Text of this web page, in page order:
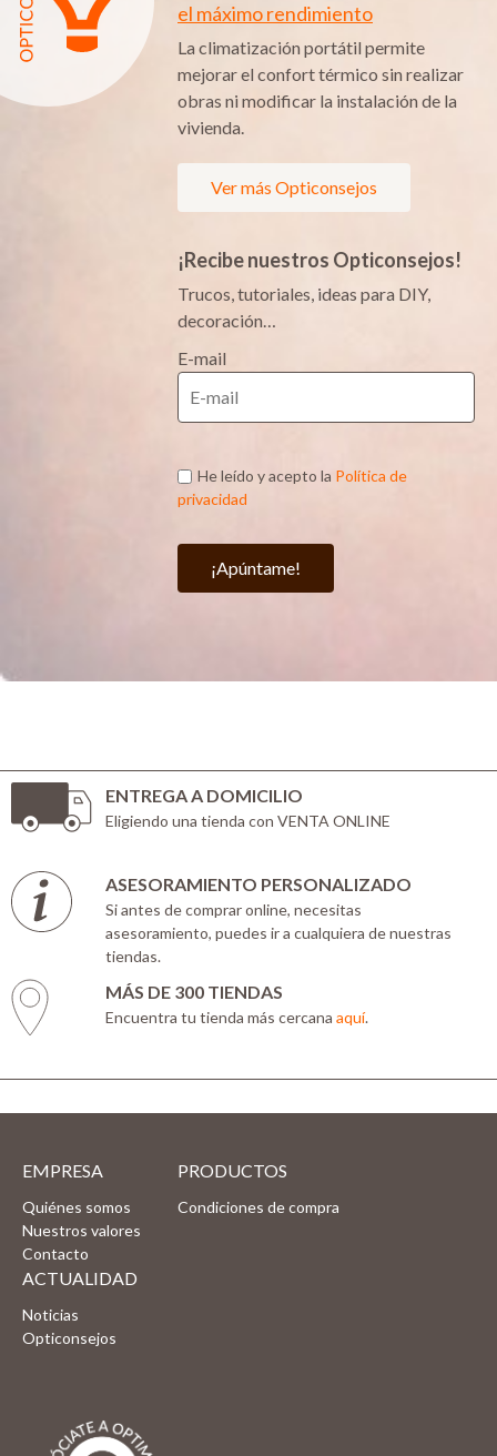
el máximo rendimiento
La climatización portátil permite
mejorar el confort térmico sin realizar
obras ni modificar la instalación de la
vivienda.
Ver más Opticonsejos
¡Recibe nuestros Opticonsejos!
Trucos, tutoriales, ideas para DIY,
decoración…
E-mail
He leído y acepto la Política de
privacidad
¡Apúntame!
ENTREGA A DOMICILIO
Eligiendo una tienda con VENTA ONLINE
ASESORAMIENTO PERSONALIZADO
Si antes de comprar online, necesitas
asesoramiento, puedes ir a cualquiera de nuestras
tiendas.
MÁS DE 300 TIENDAS
Encuentra tu tienda más cercana aquí.
EMPRESA
Quiénes somos
Nuestros valores
Contacto
PRODUCTOS
Condiciones de compra
ACTUALIDAD
Noticias
Opticonsejos